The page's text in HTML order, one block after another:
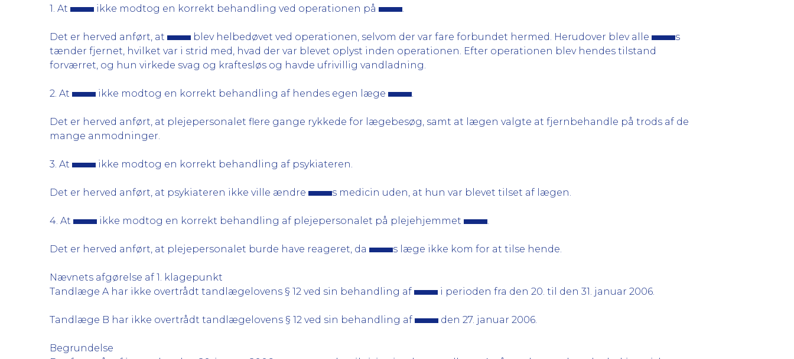
1. At ikke modtog en korrekt behandling ved operationen på .
Det er herved anført, at blev helbedøvet ved operationen, selvom der var fare forbundet hermed. Herudover blev alle
s
tænder fjernet, hvilket var i strid med, hvad der var blevet oplyst inden operationen. Efter operationen blev hendes tilstand
forværret, og hun virkede svag og kraftesløs og havde ufrivillig vandladning.
2. At ikke modtog en korrekt behandling af hendes egen læge .
Det er herved anført, at plejepersonalet flere gange rykkede for lægebesøg, samt at lægen valgte at fjernbehandle på trods af de
mange anmodninger.
3. At ikke modtog en korrekt behandling af psykiateren.
Det er herved anført, at psykiateren ikke ville ændre s medicin uden, at hun var blevet tilset af lægen.
4. At ikke modtog en korrekt behandling af plejepersonalet på plejehjemmet .
Det er herved anført, at plejepersonalet burde have reageret, da s læge ikke kom for at tilse hende.
Nævnets afgørelse af 1. klagepunkt
Tandlæge A har ikke overtrådt tandlægelovens § 12 ved sin behandling af
i perioden fra den 20. til den 31. januar 2006.
Tandlæge B har ikke overtrådt tandlægelovens § 12 ved sin behandling af den 27. januar 2006.
Begrundelse